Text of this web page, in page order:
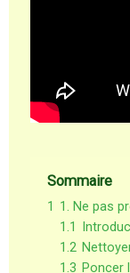
Sommaire
1 1. Ne pas
1.1
1.2
1.3 Poncer